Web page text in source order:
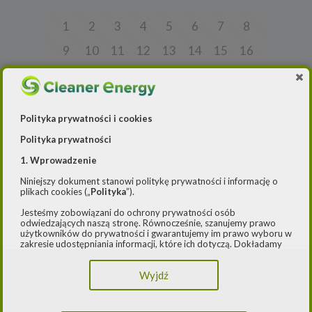
1 2 3 4 5 6 7
8
9
10 11 12 13 14 15
16
28
33
34 35 36
41
42 43
57
58 59
65
66 67 68 69 70 71
72
73
74 75 76 77 78 79
80
84 85
90 91 92 93 94 95
Polityka prywatności i cookies
Polityka prywatności
1. Wprowadzenie
Niniejszy dokument stanowi politykę prywatności i informację o
plikach cookies („Polityka”).
Jesteśmy zobowiązani do ochrony prywatności osób
odwiedzających naszą stronę. Równocześnie, szanujemy prawo
użytkowników do prywatności i gwarantujemy im prawo wyboru w
zakresie udostępniania informacji, które ich dotyczą. Dokładamy
przepisami, w szczególności rozporządzeniem Parlamentu
Europejskiego i Rady (UE) 2016/979 z dnia 27 kwietnia 2016 r. w
Wyjdź